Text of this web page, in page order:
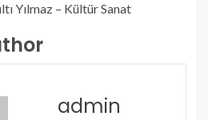
Yılmaz – Kültür Sanat
admin